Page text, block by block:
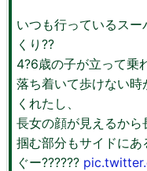
いつも行っているス
くり??
4?6歳の子が立って乗
落ち着いて歩けない
くれたし、
長女の顔が見えるか
掴む部分もサイドにあ
ぐー??????